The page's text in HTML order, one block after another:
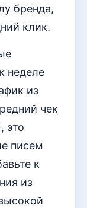
бренда,
клик.
неделе
из
чек
это
писем
к
из